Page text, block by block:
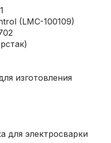
(LMC-100109)
изготовления
для электросварки